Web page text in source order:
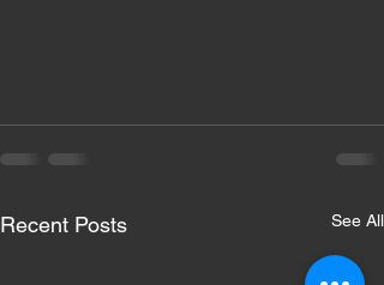
Recent Posts See All